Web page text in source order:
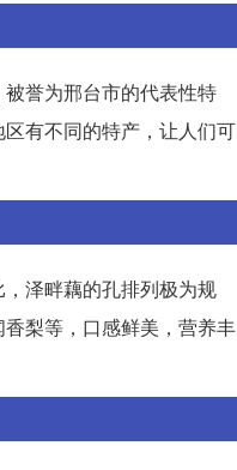
誉为邢台市的代表性特
有不同的特产，让人们可
泽畔藕的孔排列极为规
梨等，口感鲜美，营养丰